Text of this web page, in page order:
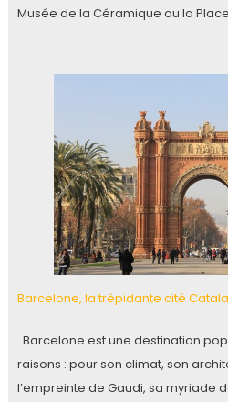
Musée de la Céramique ou la
Barcelone, la trépidante cité
Barcelone est une destination
raisons : pour son climat, son
l’empreinte de Gaudi, sa myriade